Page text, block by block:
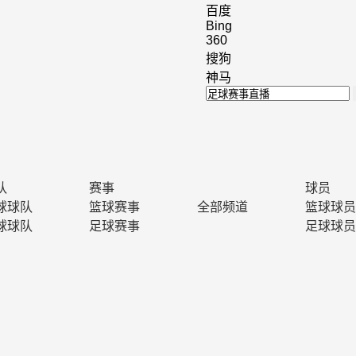
百度
Bing
360
搜狗
神马
球队
球队
赛事
篮球赛事
足球赛事
全部频道
球员
篮球球员
足球球员